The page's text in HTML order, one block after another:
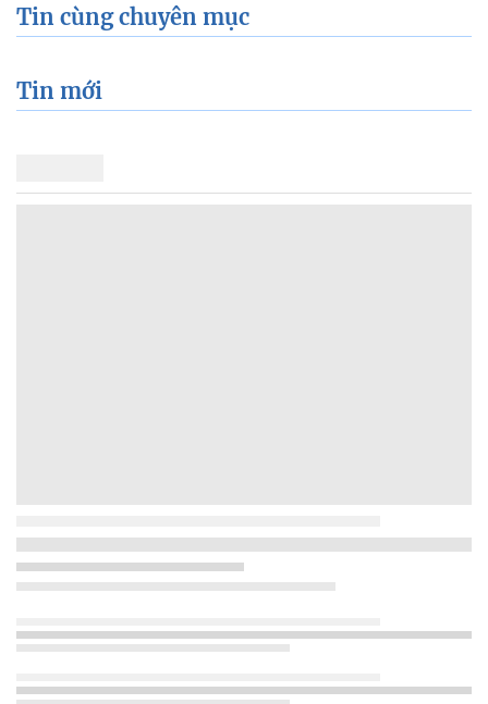
Tin cùng chuyên mục
Tin mới